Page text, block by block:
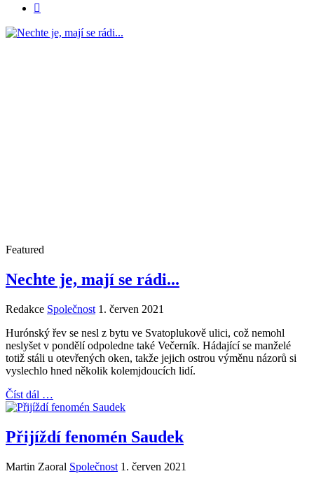
Featured
Nechte je, mají se rádi...
Redakce Společnost 1. červen 2021
Hurónský řev se nesl z bytu ve Svatoplukově ulici, což nemohl
neslyšet v pondělí odpoledne také Večerník. Hádající se manželé
totiž stáli u otevřených oken, takže jejich ostrou výměnu názorů si
vyslechlo hned několik kolemjdoucích lidí.
Číst dál …
Přijíždí fenomén Saudek
Martin Zaoral Společnost 1. červen 2021